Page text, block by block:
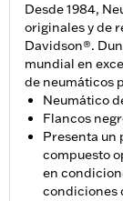
Desde 1984,
originales y de
Davidson®.
mundial en
de neumáticos
Neumático
Flancos
Presenta un
compuesto
en
condiciones